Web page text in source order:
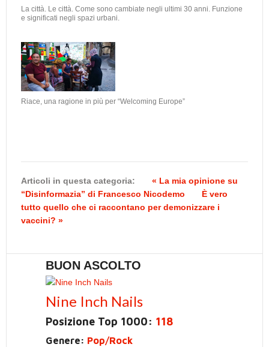
La città. Le città. Come sono cambiate negli ultimi 30 anni. Funzione
e significati negli spazi urbani.
Riace, una ragione in più per “Welcoming Europe”
Articoli in questa categoria:
« La mia opinione su
“Disinformazia” di Francesco Nicodemo
È vero
tutto quello che ci raccontano per demonizzare i
vaccini? »
BUON ASCOLTO
Nine Inch Nails
Posizione Top 1000: 118
Genere: Pop/Rock